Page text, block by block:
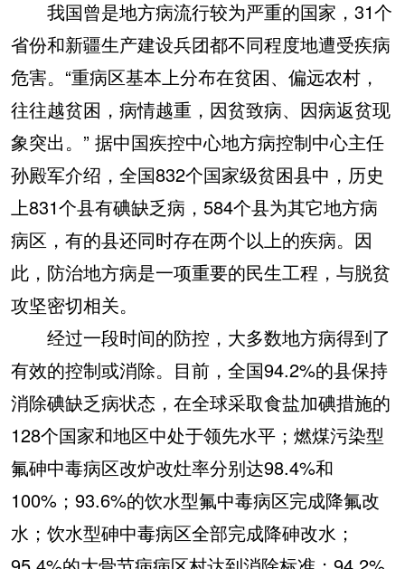
我国曾是地方病流行较为严重的国家，31个
省份和新疆生产建设兵团都不同程度地遭受疾病
危害。“重病区基本上分布在贫困、偏远农村，
往往越贫困，病情越重，因贫致病、因病返贫现
象突出。” 据中国疾控中心地方病控制中心主任
孙殿军介绍，全国832个国家级贫困县中，历史
上831个县有碘缺乏病，584个县为其它地方病
病区，有的县还同时存在两个以上的疾病。因
此，防治地方病是一项重要的民生工程，与脱贫
攻坚密切相关。
经过一段时间的防控，大多数地方病得到了
有效的控制或消除。目前，全国94.2%的县保持
消除碘缺乏病状态，在全球采取食盐加碘措施的
128个国家和地区中处于领先水平；燃煤污染型
氟砷中毒病区改炉改灶率分别达98.4%和
100%；93.6%的饮水型氟中毒病区完成降氟改
水；饮水型砷中毒病区全部完成降砷改水；